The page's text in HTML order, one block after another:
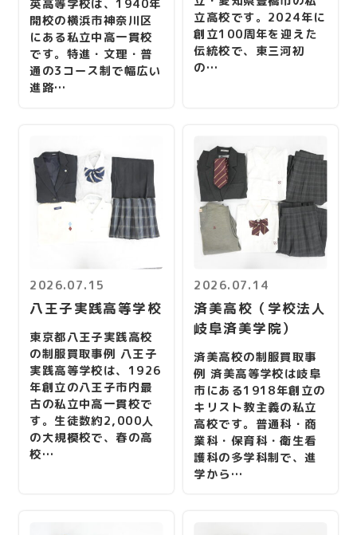
英高等学校は、1940年
開校の横浜市神奈川区
にある私立中高一貫校
です。特進・文理・普
通の3コース制で幅広い
進路…
立高校です。2024年に
創立100周年を迎えた
伝統校で、東三河初
の…
2026.07.15
八王子実践高等学校
東京都八王子実践高校
の制服買取事例 八王子
実践高等学校は、1926
年創立の八王子市内最
古の私立中高一貫校で
す。生徒数約2,000人
の大規模校で、春の高
校…
2026.07.14
済美高校（学校法人
岐阜済美学院）
済美高校の制服買取事
例 済美高等学校は岐阜
市にある1918年創立の
キリスト教主義の私立
高校です。普通科・商
業科・保育科・衛生看
護科の多学科制で、進
学から…